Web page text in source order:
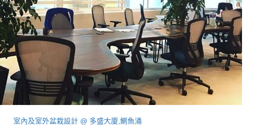
室內及室外盆栽設計 @ 多盛大廈,鰂魚涌